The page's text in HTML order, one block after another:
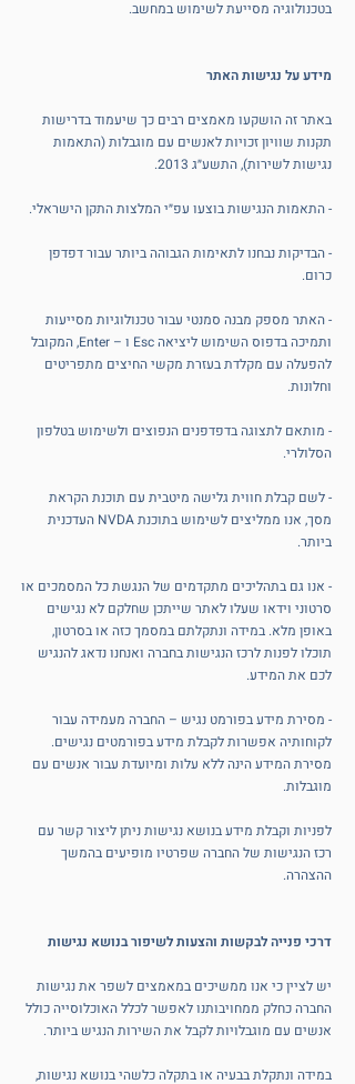
בטכנולוגיה מסייעת לשימוש במחשב.
מידע על נגישות האתר
באתר זה הושקעו מאמצים רבים כך שיעמוד בדרישות
תקנות שוויון זכויות לאנשים עם מוגבלות (התאמות
נגישות לשירות), התשע״ג 2013.
- התאמות הנגישות בוצעו עפ״י המלצות התקן הישראלי.
- הבדיקות נבחנו לתאימות הגבוהה ביותר עבור דפדפן
כרום.
- האתר מספק מבנה סמנטי עבור טכנולוגיות מסייעות
ותמיכה בדפוס השימוש ליציאה Esc ו – Enter, המקובל
להפעלה עם מקלדת בעזרת מקשי החיצים מתפריטים
וחלונות.
- מותאם לתצוגה בדפדפנים הנפוצים ולשימוש בטלפון
הסלולרי.
- לשם קבלת חווית גלישה מיטבית עם תוכנת הקראת
מסך, אנו ממליצים לשימוש בתוכנת NVDA העדכנית
ביותר.
- אנו גם בתהליכים מתקדמים של הנגשת כל המסמכים או
סרטוני וידאו שעלו לאתר שייתכן שחלקם לא נגישים
באופן מלא. במידה ונתקלתם במסמך כזה או בסרטון,
תוכלו לפנות לרכז הנגישות בחברה ואנחנו נדאג להנגיש
לכם את המידע.
- מסירת מידע בפורמט נגיש – החברה מעמידה עבור
לקוחותיה אפשרות לקבלת מידע בפורמטים נגישים.
מסירת המידע הינה ללא עלות ומיועדת עבור אנשים עם
מוגבלות.
לפניות וקבלת מידע בנושא נגישות ניתן ליצור קשר עם
רכז הנגישות של החברה שפרטיו מופיעים בהמשך
ההצהרה.
דרכי פנייה לבקשות והצעות לשיפור בנושא נגישות
יש לציין כי אנו ממשיכים במאמצים לשפר את נגישות
החברה כחלק ממחויבותנו לאפשר לכלל האוכלוסייה כולל
אנשים עם מוגבלויות לקבל את השירות הנגיש ביותר.
במידה ונתקלת בבעיה או בתקלה כלשהי בנושא נגישות,